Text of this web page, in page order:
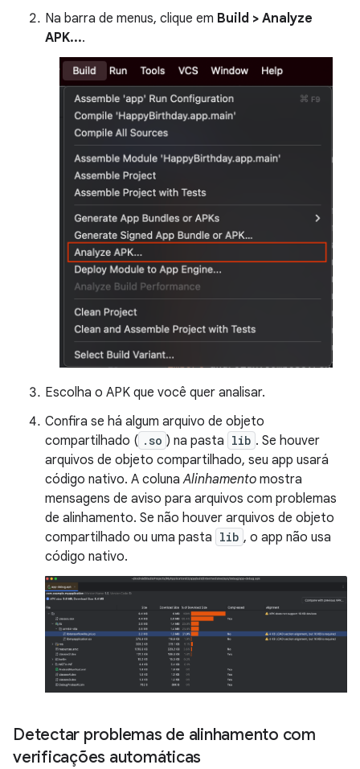
Na barra de menus, clique em Build > Analyze
APK....
Escolha o APK que você quer analisar.
Confira se há algum arquivo de objeto
compartilhado ( .so ) na pasta lib . Se houver
arquivos de objeto compartilhado, seu app usará
código nativo. A colunaAlinhamento mostra
mensagens de aviso para arquivos com problemas
de alinhamento. Se não houver arquivos de objeto
compartilhado ou uma pasta lib , o app não usa
código nativo.
Detectar problemas de alinhamento com
verificações automáticas